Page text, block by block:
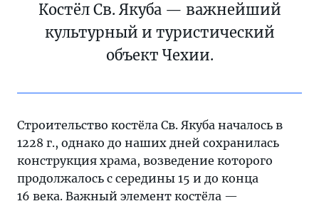
Костёл Св. Якуба — важнейший
культурный и туристический
объект Чехии.
Строительство костёла Св. Якуба началось в
1228 г., однако до наших дней сохранилась
конструкция храма, возведение которого
продолжалось с середины 15 и до конца
16 века. Важный элемент костёла —